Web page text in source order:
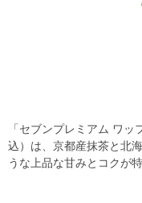
「セブンプレミアム ワ
込）は、京都産抹茶と北
うな上品な甘みとコクが特